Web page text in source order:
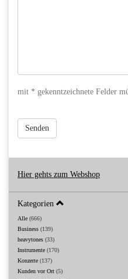
mit * gekenntzeichnete Felder
Senden
Hier gehts zum Webshop
Kategorien
Alle (666)
Business (139)
heavytones (33)
Instrumente (170)
Konzerte (137)
Kunden vor Ort (5)